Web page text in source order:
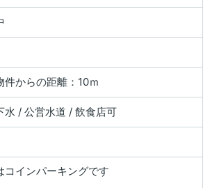
件からの距離：10ｍ
水 / 公営水道 / 飲食店可
コインパーキングです